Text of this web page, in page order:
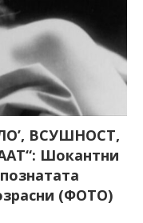
ВСУШНОСТ,
Шокантни
(ФОТО)